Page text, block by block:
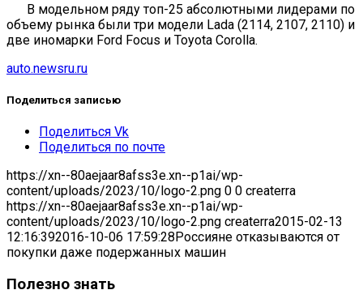
В модельном ряду топ-25 абсолютными лидерами по
объему рынка были три модели Lada (2114, 2107, 2110) и
две иномарки Ford Focus и Toyota Corolla.
auto.newsru.ru
Поделиться записью
Поделиться Vk
Поделиться по почте
https://xn--80aejaar8afss3e.xn--p1ai/wp-
content/uploads/2023/10/logo-2.png 0 0 createrra
https://xn--80aejaar8afss3e.xn--p1ai/wp-
content/uploads/2023/10/logo-2.png createrra2015-02-13
12:16:392016-10-06 17:59:28 Россияне отказываются от
покупки даже подержанных машин
Полезно знать